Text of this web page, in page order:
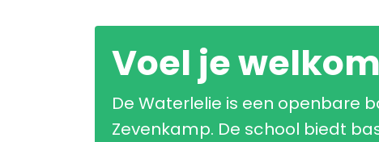
Voel je
De Waterlelie is een openbare
Zevenkamp. De school biedt